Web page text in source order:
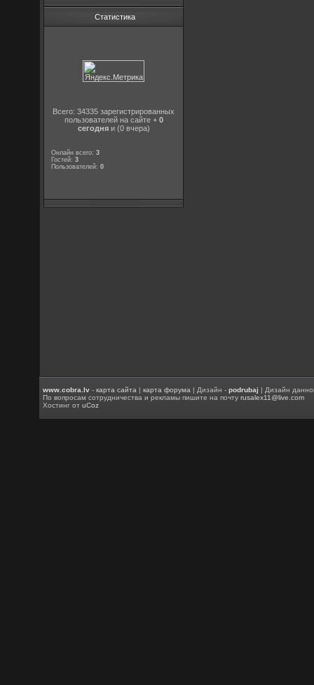
Статистика
Всего: 34335 зарегистрированных
пользователей на сайте + 0
сегодняи (0 вчера)
Онлайн всего:3
Гостей:3
Пользователей:0
www.cobra.lv -карта сайта |карта форума | Дизайн -podrubaj | Дизайн
По вопросам сотрудничества и рекламы пишите на почтуrusalex11@live.com
Хостинг отuCoz